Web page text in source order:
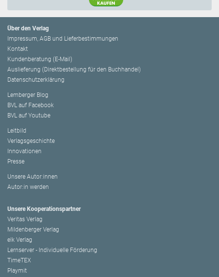
Über den Verlag
Impressum, AGB und Lieferbestimmungen
Kontakt
Kundenberatung (E-Mail)
Auslieferung (Direktbestellung für den Buchhandel)
Datenschutzerklärung
Lemberger Blog
BVL auf Facebook
BVL auf Youtube
Leitbild
Verlagsgeschichte
Innovationen
Presse
Unsere Autor:innen
Autor:in werden
Unsere Kooperationspartner
Veritas Verlag
Mildenberger Verlag
elk Verlag
Lernserver - Individuelle Förderung
TimeTEX
Playmit